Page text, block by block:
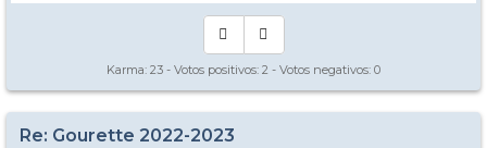
Karma: 23 - Votos positivos: 2 - Votos negativos: 0
Re: Gourette 2022-2023